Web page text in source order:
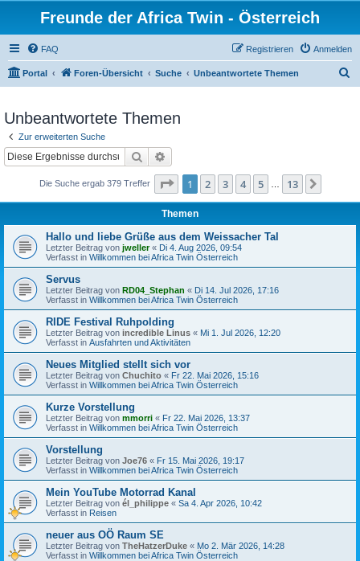
Freunde der Africa Twin - Österreich
FAQ Anmelden
Registrieren
Portal Foren-Übersicht Suche Unbeantwortete Themen
Unbeantwortete Themen
Zur erweiterten Suche
Suche
Die Suche ergab 379 Treffer Seite 1von 13
1 2 3 4 5 13
Themen
Hallo und liebe Grüße aus dem Weissacher Tal
Letzter Beitrag von jweller« Di 4. Aug 2026, 09:54
Verfasst in Willkommen bei Africa Twin Österreich
Servus
Letzter Beitrag von RD04_Stephan « Di 14. Jul 2026, 17:16
Verfasst in Willkommen bei Africa Twin Österreich
RIDE Festival Ruhpolding
Letzter Beitrag von incredible Linus « Mi 1. Jul 2026, 12:20
Verfasst in Ausfahrten und Aktivitäten
Neues Mitglied stellt sich vor
Letzter Beitrag von Chuchito « Fr 22. Mai 2026, 15:16
Verfasst in Willkommen bei Africa Twin Österreich
Kurze Vorstellung
Letzter Beitrag von mmorri « Fr 22. Mai 2026, 13:37
Verfasst in Willkommen bei Africa Twin Österreich
Vorstellung
Letzter Beitrag von Joe76 « Fr 15. Mai 2026, 19:17
Verfasst in Willkommen bei Africa Twin Österreich
Mein YouTube Motorrad Kanal
Letzter Beitrag von él_philippe « Sa 4. Apr 2026, 10:42
Verfasst in Reisen
neuer aus OÖ Raum SE
Letzter Beitrag von TheHatzerDuke « Mo 2. Mär 2026, 14:28
Verfasst in Willkommen bei Africa Twin Österreich